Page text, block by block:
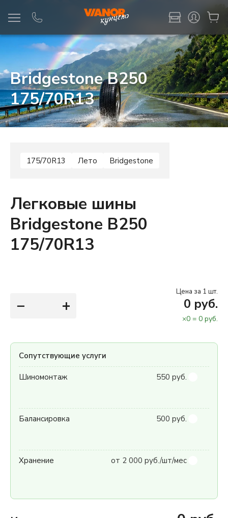
Bridgestone B250
175/70R13
175/70R13 Лето Bridgestone
Легковые шины
Bridgestone B250
175/70R13
− +
Цена за 1 шт.
0 руб.
×0 = 0 руб.
Сопутствующие услуги
Шиномонтаж 550 руб.
Балансировка 500 руб.
Хранение от 2 000 руб./шт/мес
Информация Фото товара